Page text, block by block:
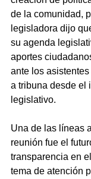
de la comunidad,
legisladora dijo
su agenda
aportes
ante los
a tribuna desde el
legislativo.
Una de las líneas
reunión fue el
transparencia en
tema de atención